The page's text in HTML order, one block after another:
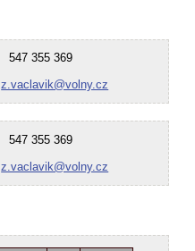
547 355 369
z.vaclavik@volny.cz
547 355 369
z.vaclavik@volny.cz